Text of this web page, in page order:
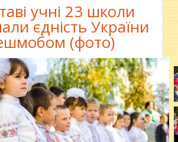
учні 23 школи
єдність України
(фото)